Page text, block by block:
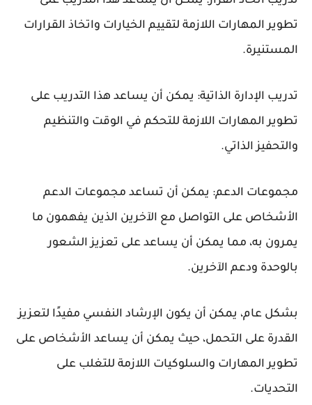
تطوير المهارات اللازمة لتقييم الخيارات واتخاذ القرارات
المستنيرة.
تدريب الإدارة الذاتية: يمكن أن يساعد هذا التدريب على
تطوير المهارات اللازمة للتحكم في الوقت والتنظيم
والتحفيز الذاتي.
مجموعات الدعم: يمكن أن تساعد مجموعات الدعم
الأشخاص على التواصل مع الآخرين الذين يفهمون ما
يمرون به، مما يمكن أن يساعد على تعزيز الشعور
بالوحدة ودعم الآخرين.
بشكل عام، يمكن أن يكون الإرشاد النفسي مفيدًا لتعزيز
القدرة على التحمل، حيث يمكن أن يساعد الأشخاص على
تطوير المهارات والسلوكيات اللازمة للتغلب على
التحديات.